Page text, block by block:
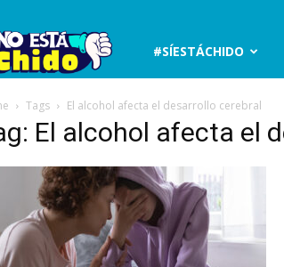
No
está
#SÍESTÁCHIDO
Tags El alcohol afecta el desarrollo cerebral
El alcohol afecta el